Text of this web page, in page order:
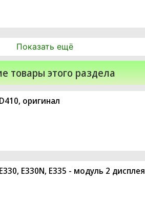
Показать ещё
товары этого раздела
оригинал
E330N, E335 - модуль 2 дисплея